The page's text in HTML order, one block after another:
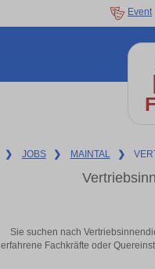
Event
❯ JOBS ❯ MAINTAL ❯
Sie suchen nach
erfahrene Fachkräfte oder